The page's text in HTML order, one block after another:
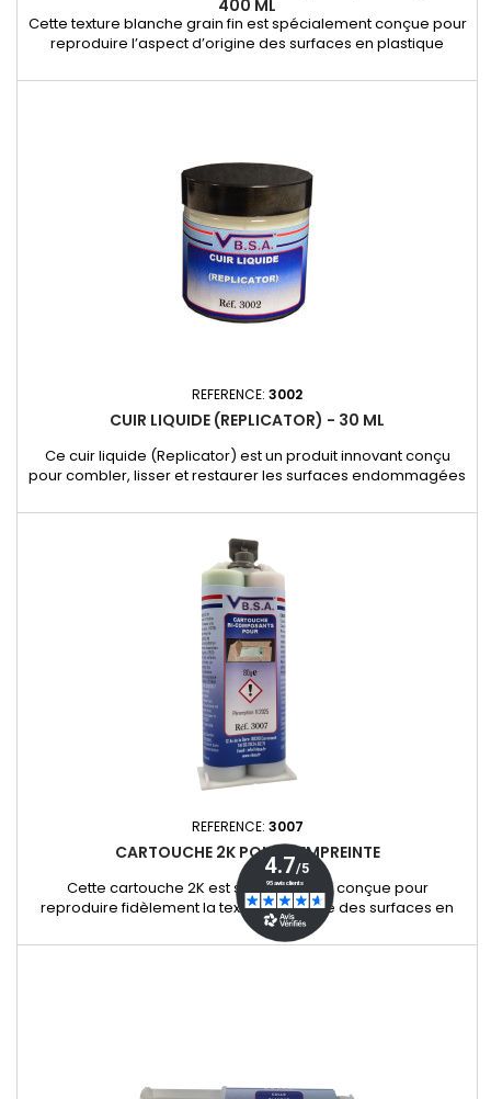
400 ML
Cette texture blanche grain fin est spécialement conçue pour
reproduire l’aspect d’origine des surfaces en plastique
homogène permet d’obtenir une finition réaliste et discrète,
REFERENCE: 3002
CUIR LIQUIDE (REPLICATOR) - 30 ML
Ce cuir liquide (Replicator) est un produit innovant conçu
pour combler, lisser et restaurer les surfaces endommagées
craquelures et éraflures, il reproduit la souplesse et
l’apparence d’origine du matériau, assurant une finition
discrète et durable. Caractéristiques et avantages : -
Répare...
REFERENCE: 3007
CARTOUCHE 2K POUR L'EMPREINTE
Cette cartouche 2K est spécialement conçue pour
reproduire fidèlement la texture d’origine des surfaces en
plastique intérieur, vinyle et cuir lors des réparations. Grâce à
sa formule bi-composant, elle assure une empreinte précise